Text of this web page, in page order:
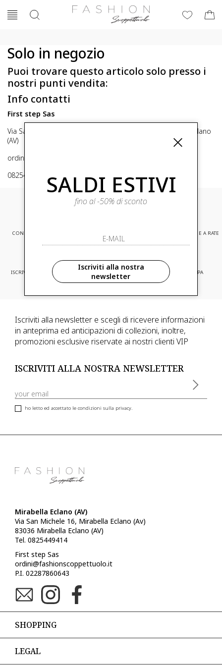
Solo in negozio
Puoi trovare questo articolo solo presso i
nostri punti vendita:
Info contatti
First step Sas
Via San Michele 16, Mirabella Eclano (Av) 83036 Mirabella Eclano
(AV)
ordini@fashionscoppettuolo.it
0825449414
CONSEGNA EXPRESS PAGAMENTI SICURI E A RATE
ISCRIVITI ED ACCEDI A PROMOZIONI
RISERVATE
CONSEGNA IN TUTTA EUROPA
Iscriviti alla newsletter e scegli di ricevere informazioni
in anteprima ed anticipazioni di collezioni, inoltre,
promozioni esclusive riservate ai nostri clienti VIP
ISCRIVITI ALLA NOSTRA NEWSLETTER
ho letto ed accettato le condizioni sulla privacy.
Mirabella Eclano (AV)
Via San Michele 16, Mirabella Eclano (Av)
83036 Mirabella Eclano (AV)
Tel. 0825449414
First step Sas
ordini@fashionscoppettuolo.it
P.I. 02287860643
SHOPPING
LEGAL
SALDI ESTIVI
fino al -50% di sconto
Iscriviti alla nostra
newsletter